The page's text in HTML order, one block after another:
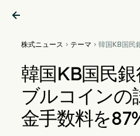

株式ニュース  テーマ  韓国KB国民
料を87%削
韓国KB国民
ブルコインの
金手数料を